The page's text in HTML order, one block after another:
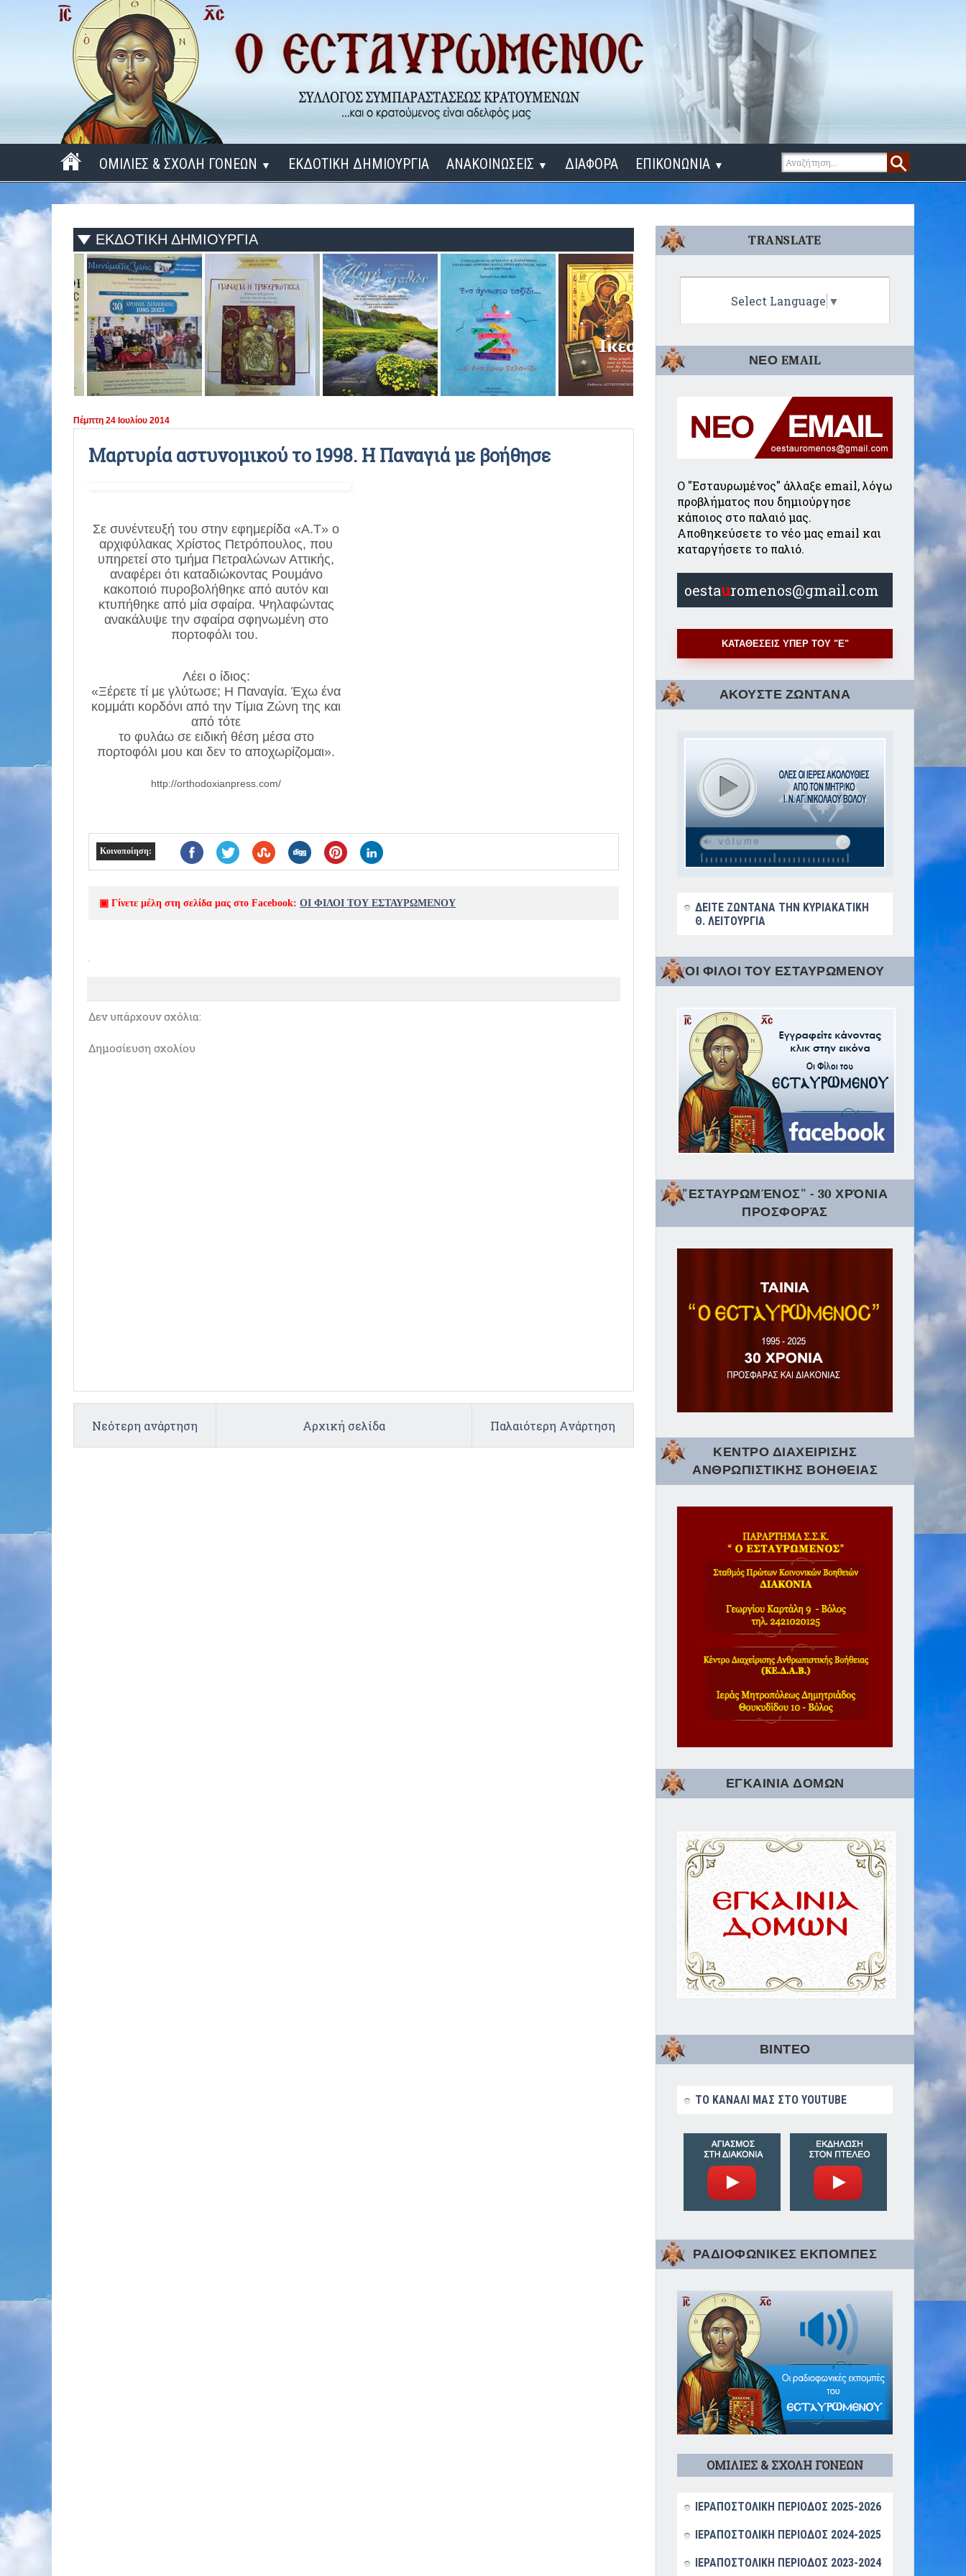
ΟΜΙΛΙΕΣ & ΣΧΟΛΗ ΓΟΝΕΩΝ ▼
ΠΕΡΙΟΔΟΣ 2025 - 2026
ΠΕΡΙΟΔΟΣ 2024 - 2025
ΠΕΡΙΟΔΟΣ 2023 - 2024
ΠΕΡΙΟΔΟΣ 2022 - 2023
ΠΕΡΙΟΔΟΣ 2021 - 2022
ΠΕΡΙΟΔΟΣ 2020 - 2021
ΠΕΡΙΟΔΟΣ 2015 - 2016
ΠΕΡΙΟΔΟΣ 2014 - 2015
ΕΚΔΟΤΙΚΗ ΔΗΜΙΟΥΡΓΙΑ ΑΝΑΚΟΙΝΩΣΕΙΣ ▼
ΔΙΔΑΞΟΝ ΜΕ, ΚΥΡΙΕ
ΓΙΑ ΤΟΥΣ ΜΙΚΡΟΥΣ ΜΑΣ ΦΙΛΟΥΣ
ΡΑΔΙΟΦΩΝΙΚΕΣ ΕΚΠΟΜΠΕΣ
ΒΙΝΤΕΟ
ΔΙΑΦΟΡΑ ΕΠΙΚΟΝΩΝΙΑ ▼
ΕΚΔΟΤΙΚΗ ΔΗΜΙΟΥΡΓΙΑ
Πέμπτη 24 Ιουλίου 2014
Μαρτυρία αστυνομικού το 1998. Η Παναγιά με βοήθησε
Σε συνέντευξή του στην εφημερίδα «Α.Τ»ο
αρχιφύλακας Χρίστος Πετρόπουλος, που
υπηρετεί στο τμήμα Πετραλώνων Αττικής,
αναφέρει ότι καταδιώκοντας Ρουμάνο
κακοποιό πυροβολήθηκε από αυτόν και
κτυπήθηκε από μία σφαίρα. Ψηλαφώντας
ανακάλυψε την σφαίρα σφηνωμένη στο
πορτοφόλι του.
Λέει ο ίδιος:
«Ξέρετε τί με γλύτωσε; Η Παναγία. Έχω ένα
κομμάτι κορδόνι από την Τίμια Ζώνη της και
από τότε
το φυλάω σε ειδική θέση μέσα στο
πορτοφόλι μου και δεν το αποχωρίζομαι».
http://orthodoxianpress.com/
Κοινοποίηση:
▣ Γίνετε μέλη στη σελίδα μας στο Facebook: ΟΙ ΦΙΛΟΙ ΤΟΥ ΕΣΤΑΥΡΩΜΕΝΟΥ
Δεν υπάρχουν σχόλια:
Δημοσίευση σχολίου
Νεότερη ανάρτηση Παλαιότερη Ανάρτηση
Αρχική σελίδα
TRANSLATE
Select Language ▼
ΝΕΟ EMAIL
Ο "Εσταυρωμένος" άλλαξε email, λόγω
προβλήματος που δημιούργησε
κάποιος στο παλαιό μας.
Αποθηκεύσετε το νέο μας email και
καταργήσετε το παλιό.
oestauromenos@gmail.com
ΚΑΤΑΘΕΣΕΙΣ ΥΠΕΡ ΤΟΥ "Ε"
ΑΚΟΥΣΤΕ ΖΩΝΤΑΝΑ
ΔΕΙΤΕ ΖΩΝΤΑΝΑ ΤΗΝ ΚΥΡΙΑΚΑΤΙΚΗ
Θ. ΛΕΙΤΟΥΡΓΙΑ
ΟΙ ΦΙΛΟΙ ΤΟΥ ΕΣΤΑΥΡΩΜΕΝΟΥ
"ΕΣΤΑΥΡΩΜΈΝΟΣ" - 30 ΧΡΌΝΙΑ
ΠΡΟΣΦΟΡΆΣ
ΚΕΝΤΡΟ ΔΙΑΧΕΙΡΙΣΗΣ
ΑΝΘΡΩΠΙΣΤΙΚΗΣ ΒΟΗΘΕΙΑΣ
ΕΓΚΑΙΝΙΑ ΔΟΜΩΝ
ΒΙΝΤΕΟ
ΤΟ ΚΑΝΑΛΙ ΜΑΣ ΣΤΟ YOUTUBE
ΡΑΔΙΟΦΩΝΙΚΕΣ ΕΚΠΟΜΠΕΣ
ΟΜΙΛΙΕΣ & ΣΧΟΛΗ ΓΟΝΕΩΝ
ΙΕΡΑΠΟΣΤΟΛΙΚΗ ΠΕΡΙΟΔΟΣ 2025-2026
ΙΕΡΑΠΟΣΤΟΛΙΚΗ ΠΕΡΙΟΔΟΣ 2024-2025
ΙΕΡΑΠΟΣΤΟΛΙΚΗ ΠΕΡΙΟΔΟΣ 2023-2024